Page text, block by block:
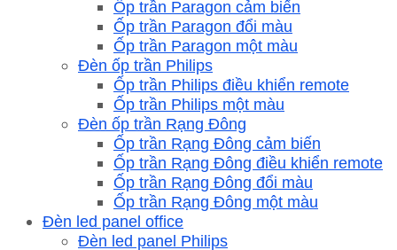
Ốp trần Paragon cảm biến
Ốp trần Paragon đổi màu
Ốp trần Paragon một màu
Đèn ốp trần Philips
Ốp trần Philips điều khiển remote
Ốp trần Philips một màu
Đèn ốp trần Rạng Đông
Ốp trần Rạng Đông cảm biến
Ốp trần Rạng Đông điều khiển remote
Ốp trần Rạng Đông đổi màu
Ốp trần Rạng Đông một màu
Đèn led panel office
Đèn led panel Philips